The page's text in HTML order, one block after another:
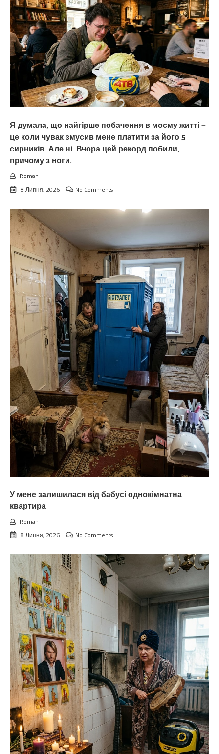
Я думала, що найгірше побачення в моєму житті —
це коли чувак змусив мене платити за його 5
сирників. Але ні. Вчора цей рекорд побили,
причому з ноги.
Roman
8 Липня, 2026
No Comments
У мене залишилася від бабусі однокімнатна
квартира
Roman
8 Липня, 2026
No Comments